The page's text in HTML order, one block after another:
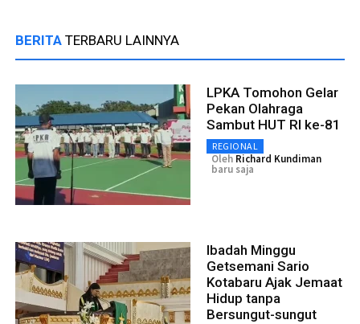
BERITA TERBARU LAINNYA
LPKA Tomohon Gelar
Pekan Olahraga
Sambut HUT RI ke-81
REGIONAL
Oleh Richard Kundiman
baru saja
Ibadah Minggu
Getsemani Sario
Kotabaru Ajak Jemaat
Hidup tanpa
Bersungut-sungut